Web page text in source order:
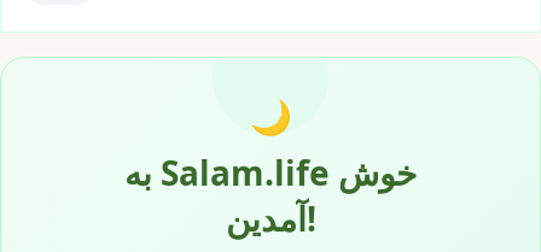
🌙
به Salam.life خوش
آمدین!